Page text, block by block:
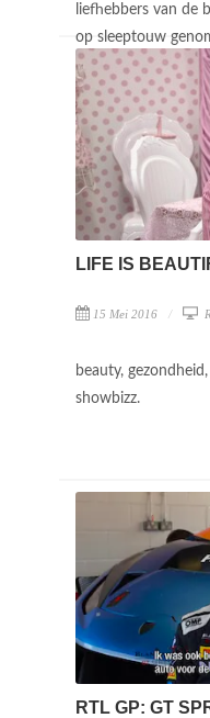
liefhebbers van de
op sleeptouw
LIFE IS
15 Mei 2016
beauty,
showbizz.
RTL GP: GT